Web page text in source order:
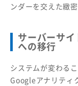
ンダーを交えた緻
サーバーサ
への移行
システムが変わる
Googleアナリティ